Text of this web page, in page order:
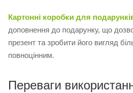
Картонні коробки для
доповнення до подарунку, що
презент та зробити його вигляд
повноцінним.
Переваги